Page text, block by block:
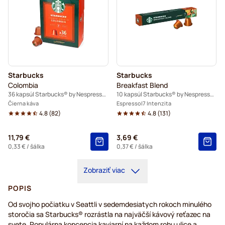
Starbucks
Colombia
36 kapsúl Starbucks® by Nespresso®
Čierna káva
4.8(82)
11,79 €
0,33 €/ šálka
Starbucks
Breakfast Blend
10 kapsúl Starbucks® by Nespresso®
Espresso 7 Intenzita
4.8(131)
3,69 €
0,37 €/ šálka
Zobraziť viac
POPIS
Od svojho počiatku v Seattli v sedemdesiatych rokoch minulého
storočia sa Starbucks® rozrástla na najväčší kávový reťazec na